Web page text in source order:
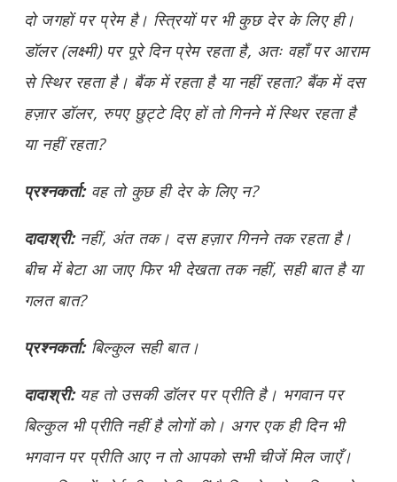
दो जगहों पर प्रेम है। स्त्रियों पर भी कुछ देर के लिए ही।
डॉलर (लक्ष्मी) पर पूरे दिन प्रेम रहता है, अतः वहाँ पर आराम
से स्थिर रहता है। बैंक में रहता है या नहीं रहता? बैंक में दस
हज़ार डॉलर, रुपए छुट्टे दिए हों तो गिनने में स्थिर रहता है
या नहीं रहता?
प्रश्नकर्ता:वह तो कुछ ही देर के लिए न?
दादाश्री:नहीं, अंत तक। दस हज़ार गिनने तक रहता है।
बीच में बेटा आ जाए फिर भी देखता तक नहीं, सही बात है या
गलत बात?
प्रश्नकर्ता:बिल्कुल सही बात।
दादाश्री:यह तो उसकी डॉलर पर प्रीति है। भगवान पर
बिल्कुल भी प्रीति नहीं है लोगों को। अगर एक ही दिन भी
भगवान पर प्रीति आए न तो आपको सभी चीजें मिल जाएँ।